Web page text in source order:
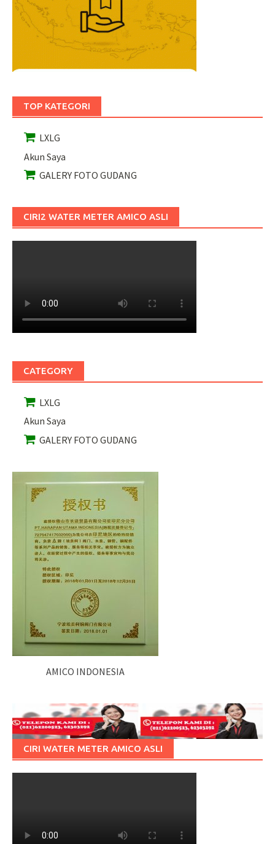
TOP KATEGORI
LXLG
Akun Saya
GALERY FOTO GUDANG
CIRI2 WATER METER AMICO ASLI
CATEGORY
LXLG
Akun Saya
GALERY FOTO GUDANG
AMICO INDONESIA
CIRI WATER METER AMICO ASLI